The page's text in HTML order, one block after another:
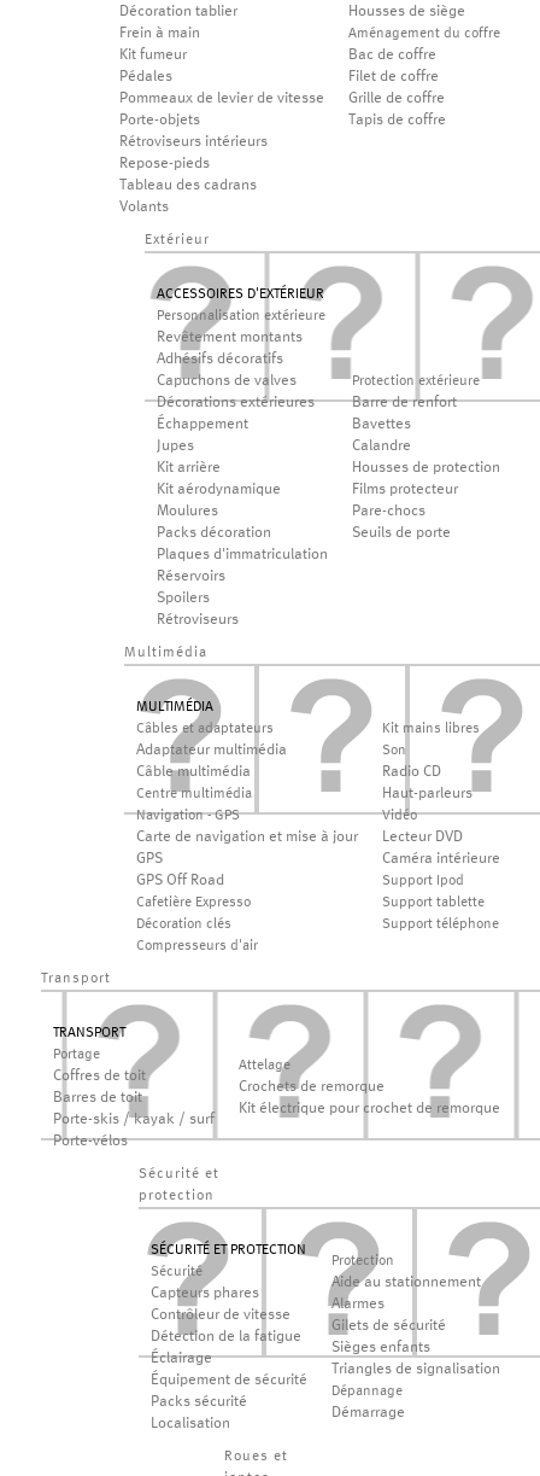
Décoration tablier
Frein à main
Kit fumeur
Pédales
Pommeaux de levier de vitesse
Porte-objets
Rétroviseurs intérieurs
Repose-pieds
Tableau des cadrans
Volants
Housses de siège
Aménagement du coffre
Bac de coffre
Filet de coffre
Grille de coffre
Tapis de coffre
Extérieur
ACCESSOIRES D'EXTÉRIEUR
Personnalisation extérieure
Revêtement montants
Adhésifs décoratifs
Capuchons de valves
Décorations extérieures
Échappement
Jupes
Kit arrière
Kit aérodynamique
Moulures
Packs décoration
Plaques d'immatriculation
Réservoirs
Spoilers
Rétroviseurs
Protection extérieure
Barre de renfort
Bavettes
Calandre
Housses de protection
Films protecteur
Pare-chocs
Seuils de porte
Multimédia
MULTIMÉDIA
Câbles et adaptateurs
Adaptateur multimédia
Câble multimédia
Centre multimédia
Navigation - GPS
Carte de navigation et mise à jour
GPS
GPS Off Road
Cafetière Expresso
Décoration clés
Compresseurs d'air
Kit mains libres
Son
Radio CD
Haut-parleurs
Vidéo
Lecteur DVD
Caméra intérieure
Support Ipod
Support tablette
Support téléphone
Transport
TRANSPORT
Portage
Coffres de toit
Barres de toit
Porte-skis / kayak / surf
Porte-vélos
Attelage
Crochets de remorque
Kit électrique pour crochet de remorque
Sécurité et
protection
SÉCURITÉ ET PROTECTION
Sécurité
Capteurs phares
Contrôleur de vitesse
Détection de la fatigue
Éclairage
Équipement de sécurité
Packs sécurité
Localisation
Protection
Aide au stationnement
Alarmes
Gilets de sécurité
Sièges enfants
Triangles de signalisation
Dépannage
Démarrage
Roues et